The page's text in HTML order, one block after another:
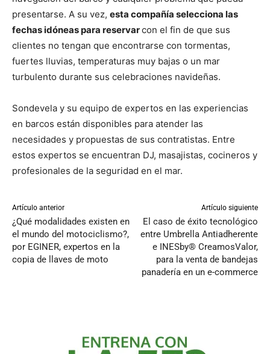
presentarse. A su vez, esta compañía selecciona las
fechas idóneas para reservarcon el fin de que sus
clientes no tengan que encontrarse con tormentas,
fuertes lluvias, temperaturas muy bajas o un mar
turbulento durante sus celebraciones navideñas.
Sondevela y su equipo de expertos en las experiencias
en barcos están disponibles para atender las
necesidades y propuestas de sus contratistas. Entre
estos expertos se encuentran DJ, masajistas, cocineros y
profesionales de la seguridad en el mar.
Artículo anterior
¿Qué modalidades existen en
el mundo del motociclismo?,
por EGINER, expertos en la
copia de llaves de moto
Artículo siguiente
El caso de éxito tecnológico
entre Umbrella Antiadherente
e INESby® CreamosValor,
para la venta de bandejas
panadería en un e-commerce